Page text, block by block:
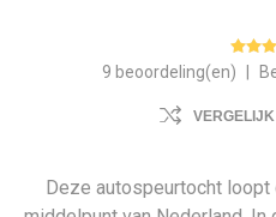
9 beoordeling(en)
Deze autospeurtocht